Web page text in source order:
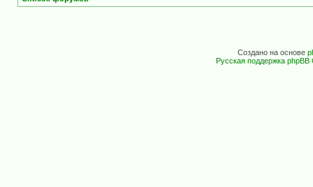
Создано на основе
Русская поддержка phpBB